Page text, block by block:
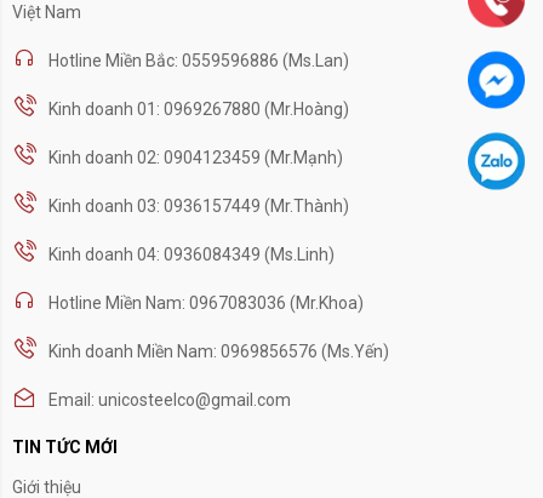
Việt Nam
Hotline Miền Bắc: 0559596886 (Ms.Lan)
Kinh doanh 01: 0969267880 (Mr.Hoàng)
Kinh doanh 02: 0904123459 (Mr.Mạnh)
Kinh doanh 03: 0936157449 (Mr.Thành)
Kinh doanh 04: 0936084349 (Ms.Linh)
Hotline Miền Nam: 0967083036 (Mr.Khoa)
Kinh doanh Miền Nam: 0969856576 (Ms.Yến)
Email: unicosteelco@gmail.com
TIN TỨC MỚI
Giới thiệu